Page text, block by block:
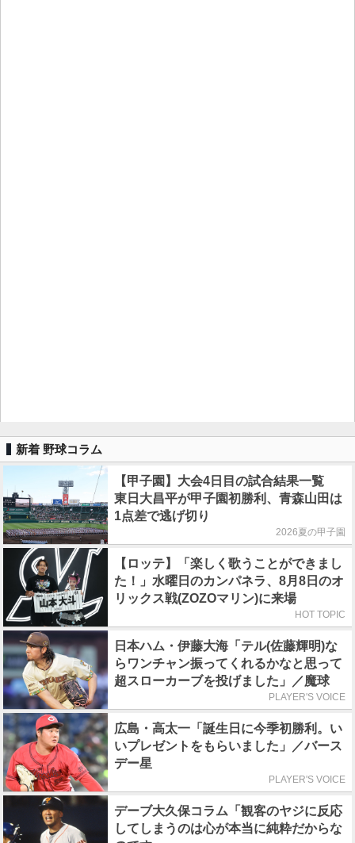
新着 野球コラム
【甲子園】大会4日目の試合結果一覧
東日大昌平が甲子園初勝利、青森山田は
1点差で逃げ切り
2026夏の甲子園
【ロッテ】「楽しく歌うことができまし
た！」水曜日のカンパネラ、8月8日のオ
リックス戦(ZOZOマリン)に来場
HOT TOPIC
日本ハム・伊藤大海「テル(佐藤輝明)な
らワンチャン振ってくれるかなと思って
超スローカーブを投げました」／魔球
PLAYER'S VOICE
広島・高太一「誕生日に今季初勝利。い
いプレゼントをもらいました」／バース
デー星
PLAYER'S VOICE
デーブ大久保コラム「観客のヤジに反応
してしまうのは心が本当に純粋だからな